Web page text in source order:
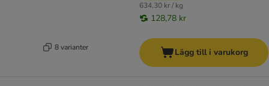
8 varianter
634,30 kr / kg
128,78 kr
Lägg till i varukorg